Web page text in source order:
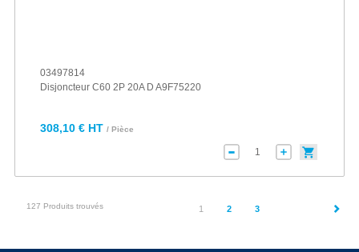
03497814
Disjoncteur C60 2P 20A D A9F75220
308,10 € HT / Pièce
127 Produits trouvés 1 (current)
2 3